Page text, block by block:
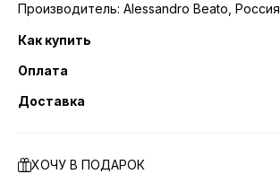
Производитель: Alessandro Beato, Россия
Как купить
Оплата
Доставка
ХОЧУ В ПОДАРОК